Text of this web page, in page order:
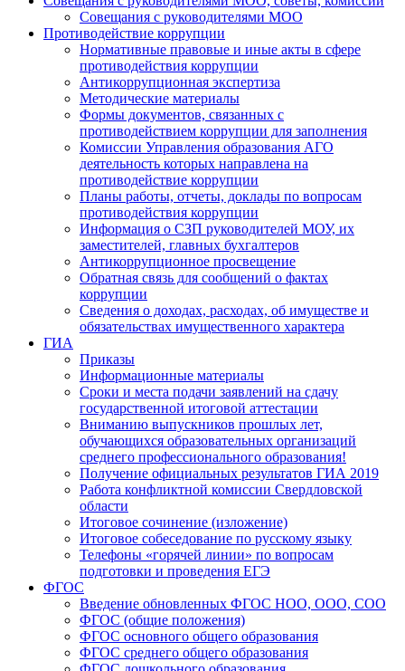
Совещания с руководителями МОО
Противодействие коррупции
Нормативные правовые и иные акты в сфере
противодействия коррупции
Антикоррупционная экспертиза
Методические материалы
Формы документов, связанных с
противодействием коррупции для заполнения
Комиссии Управления образования АГО
деятельность которых направлена на
противодействие коррупции
Планы работы, отчеты, доклады по вопросам
противодействия коррупции
Информация о СЗП руководителей МОУ, их
заместителей, главных бухгалтеров
Антикоррупционное просвещение
Обратная связь для сообщений о фактах
коррупции
Сведения о доходах, расходах, об имуществе и
обязательствах имущественного характера
ГИА
Приказы
Информационные материалы
Сроки и места подачи заявлений на сдачу
государственной итоговой аттестации
Вниманию выпускников прошлых лет,
обучающихся образовательных организаций
среднего профессионального образования!
Получение официальных результатов ГИА 2019
Работа конфликтной комиссии Свердловской
области
Итоговое сочинение (изложение)
Итоговое собеседование по русскому языку
Телефоны «горячей линии» по вопросам
подготовки и проведения ЕГЭ
ФГОС
Введение обновленных ФГОС НОО, ООО, СОО
ФГОС (общие положения)
ФГОС основного общего образования
ФГОС среднего общего образования